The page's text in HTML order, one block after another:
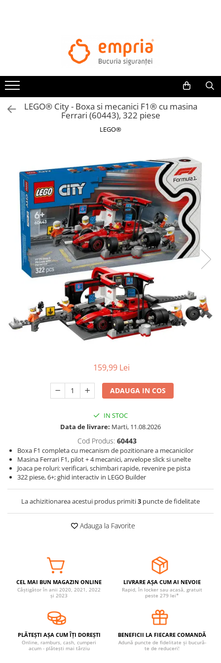
Bariere protectie pentru pat
Protectii mobilier
Banda protectie mobila copii
Sigurante geamuri si usi glisante
Kituri de siguranta pentru copii si
bebelusi
Protectii casa
Protectii utile
Poarta siguranta copii
Deflectoare pentru aer conditionat
Protectii exterior
Casti antifonice pentru copii si
Echipament protectie bicicleta si
ski
Ochelari de soare
Somnul bebelusului
Carucioare si scaune auto
Tarcuri copii / bebelusi
Scaune masa
Ingrijire bebe si mama
Igiena si ingrijire bebelusi
Perne si saltele bebelusi
Diversificare bebelusi
Baia bebelusului
Maternitate
Jucarii copii si jocuri educative
Jucarii dentitie
Jocuri educative
LEGO® City - Boxa si mecanici F1® cu masina
Ferrari (60443), 322 piese
LEGO®
159,99 Lei
ADAUGA IN COS
IN STOC
Data de livrare: Marti, 11.08.2026
Cod Produs: 60443
Boxa F1 completa cu mecanism de pozitionare a mecanicilor
Masina Ferrari F1, pilot + 4 mecanici, anvelope slick si unelte
Joaca pe roluri: verificari, schimbari rapide, revenire pe pista
322 piese, 6+; ghid interactiv in LEGO Builder
La achizitionarea acestui produs primiti3 puncte de fidelitate
Adauga la Favorite
CEL MAI BUN MAGAZIN ONLINE
Câștigător în anii 2020, 2021, 2022
și 2023
LIVRARE AȘA CUM AI NEVOIE
Rapid, în locker sau acasă, gratuit
peste 279 lei*
PLĂTEȘTI AȘA CUM ÎȚI DOREȘTI
Online, ramburs, cash, cumperi
acum - plătești mai târziu
BENEFICII LA FIECARE COMANDĂ
Adună puncte de fidelitate și bucură-
te de reduceri!